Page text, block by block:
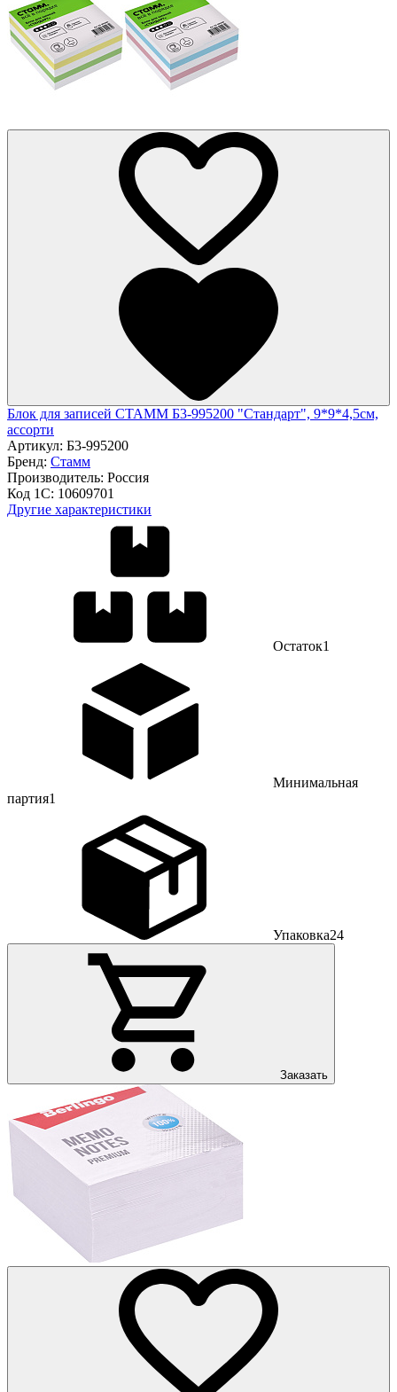
Блок для записей СТАММ Б3-995200 "Стандарт", 9*9*4,5см,
ассорти
Артикул: Б3-995200
Бренд: Стамм
Производитель: Россия
Код 1С: 10609701
Другие характеристики
Остаток1
Минимальная
партия1
Упаковка24
Заказать